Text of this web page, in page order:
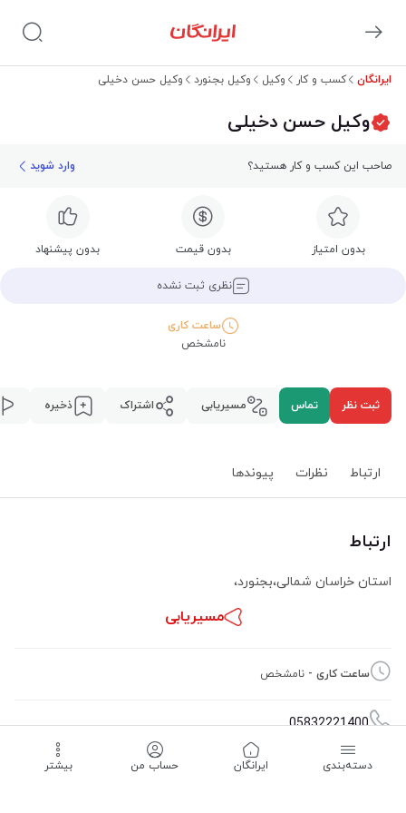
ایرانگان کسب و کار وکیل وکیل بجنورد وکیل حسن دخیلی
وکیل حسن دخیلی
صاحب این کسب و کار هستید؟ وارد شوید
بدون امتیاز بدون قیمت بدون پیشنهاد
نظری ثبت نشده
ساعت کاری
نامشخص
ثبت نظر تماس مسیریابی اشتراک ذخیره
ارتباط نظرات پیوند‌ها
ارتباط
استان خراسان شمالی،بجنورد،
مسیریابی
ساعت کاری - نامشخص
05832221400
09151880348
دسته‌بندی ‌ایرانگان حساب من بیشتر